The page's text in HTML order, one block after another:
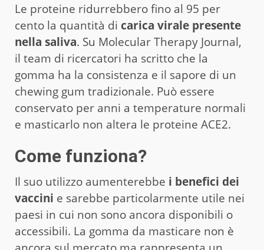
Le proteine ridurrebbero fino al 95 per
cento la quantità di carica virale presente
nella saliva. Su Molecular Therapy Journal,
il team di ricercatori ha scritto che la
gomma ha la consistenza e il sapore di un
chewing gum tradizionale. Può essere
conservato per anni a temperature normali
e masticarlo non altera le proteine ACE2.
Come funziona?
Il suo utilizzo aumenterebbe i benefici dei
vaccini e sarebbe particolarmente utile nei
paesi in cui non sono ancora disponibili o
accessibili. La gomma da masticare non è